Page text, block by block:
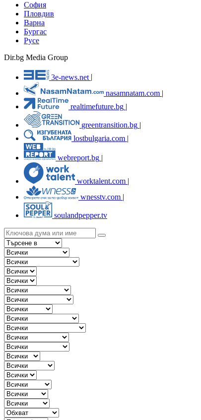
София
Пловдив
Варна
Бургас
Русе
Dir.bg Media Group
3e-news.net
nasamnatam.com |
realtimefuture.bg |
greentransition.bg |
lostbulgaria.com |
webreport.bg
worktalent.com |
wnesstv.com |
soulandpepper.tv